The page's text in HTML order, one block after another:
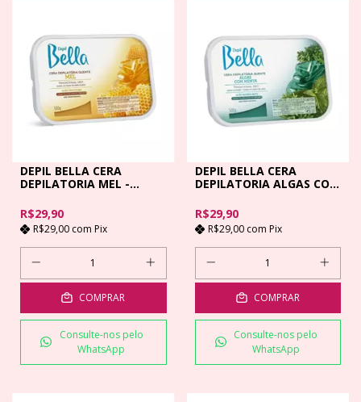
DEPIL BELLA CERA
DEPILATORIA MEL -
R$29,90
R$29,00 com Pix
COMPRAR
Consulte-nos pelo
WhatsApp
DEPIL BELLA CERA
DEPILATORIA ALGAS COM
R$29,90
R$29,00 com Pix
COMPRAR
Consulte-nos pelo
WhatsApp